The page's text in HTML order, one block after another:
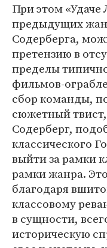
При этом «Удаче
предыдущих
Содерберга,
претензию в
пределы
фильмов-
сбор команды,
сюжетный твист,
Содерберг,
классического
выйти за рамки
рамки жанра.
благодаря
классовому
в сущности,
историческую